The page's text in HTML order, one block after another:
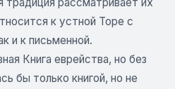
к устной Торе с
и к письменной.
Книга еврейства, но без
бы только книгой, но не